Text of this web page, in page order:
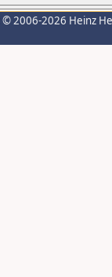
© 2006-2026 Heinz